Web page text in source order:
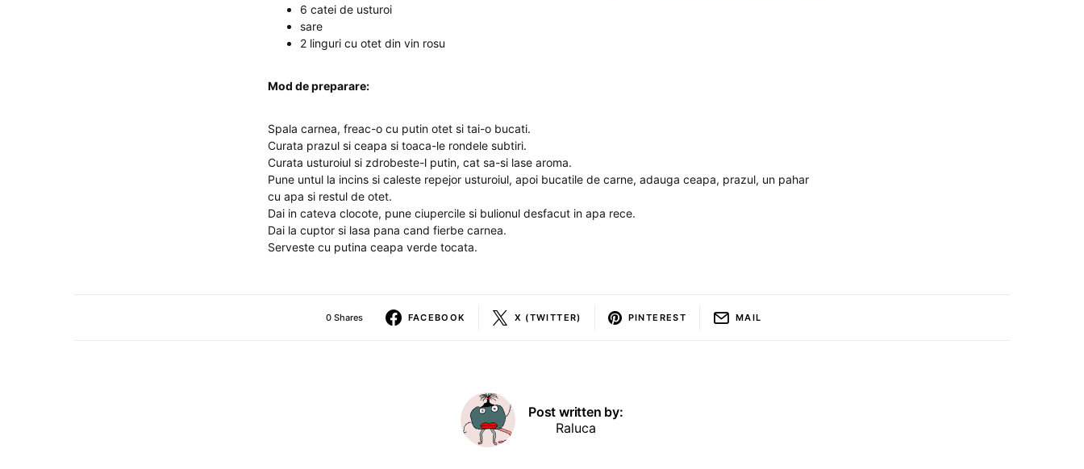
6 catei de usturoi
sare
2 linguri cu otet din vin rosu
Mod de preparare:
Spala carnea, freac-o cu putin otet si tai-o bucati.
Curata prazul si ceapa si toaca-le rondele subtiri.
Curata usturoiul si zdrobeste-l putin, cat sa-si lase aroma.
Pune untul la incins si caleste repejor usturoiul, apoi bucatile de carne, adauga ceapa, prazul, un pahar
cu apa si restul de otet.
Dai in cateva clocote, pune ciupercile si bulionul desfacut in apa rece.
Dai la cuptor si lasa pana cand fierbe carnea.
Serveste cu putina ceapa verde tocata.
0 Shares FACEBOOK X (TWITTER) PINTEREST MAIL
Post written by:
Raluca